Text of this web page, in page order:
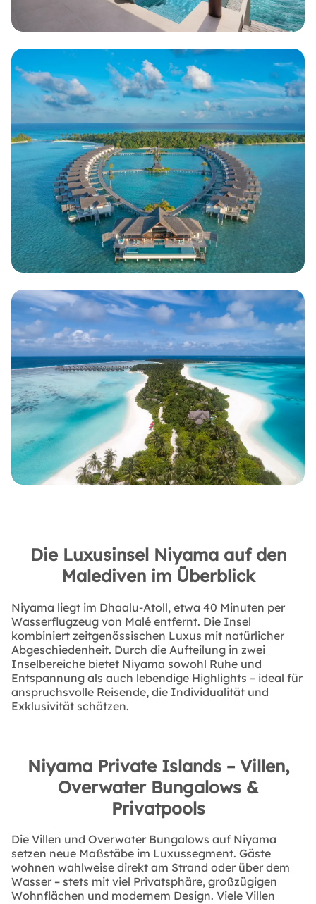
Die Luxusinsel Niyama auf den
Malediven im Überblick
Niyama liegt im Dhaalu-Atoll, etwa 40 Minuten per
Wasserflugzeug von Malé entfernt. Die Insel
kombiniert zeitgenössischen Luxus mit natürlicher
Abgeschiedenheit. Durch die Aufteilung in zwei
Inselbereiche bietet Niyama sowohl Ruhe und
Entspannung als auch lebendige Highlights – ideal für
anspruchsvolle Reisende, die Individualität und
Exklusivität schätzen.
Niyama Private Islands – Villen,
Overwater Bungalows &
Privatpools
Die Villen und Overwater Bungalows auf Niyama
setzen neue Maßstäbe im Luxussegment. Gäste
wohnen wahlweise direkt am Strand oder über dem
Wasser – stets mit viel Privatsphäre, großzügigen
Wohnflächen und modernem Design. Viele Villen